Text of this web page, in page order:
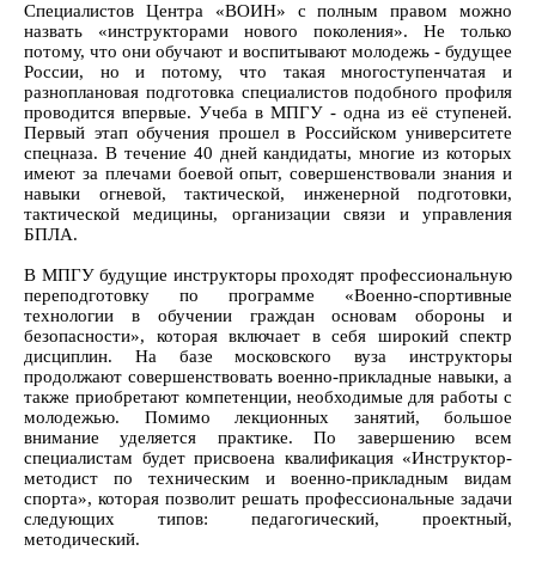
Специалистов Центра «ВОИН» с полным правом можно
назвать «инструкторами нового поколения». Не только
потому, что они обучают и воспитывают молодежь - будущее
России, но и потому, что такая многоступенчатая и
разноплановая подготовка специалистов подобного профиля
проводится впервые. Учеба в МПГУ - одна из её ступеней.
Первый этап обучения прошел в Российском университете
спецназа. В течение 40 дней кандидаты, многие из которых
имеют за плечами боевой опыт, совершенствовали знания и
навыки огневой, тактической, инженерной подготовки,
тактической медицины, организации связи и управления
БПЛА.
В МПГУ будущие инструкторы проходят профессиональную
переподготовку по программе «Военно-спортивные
технологии в обучении граждан основам обороны и
безопасности», которая включает в себя широкий спектр
дисциплин. На базе московского вуза инструкторы
продолжают совершенствовать военно-прикладные навыки, а
также приобретают компетенции, необходимые для работы с
молодежью. Помимо лекционных занятий, большое
внимание уделяется практике. По завершению всем
специалистам будет присвоена квалификация «Инструктор-
методист по техническим и военно-прикладным видам
спорта», которая позволит решать профессиональные задачи
следующих типов: педагогический, проектный,
методический.